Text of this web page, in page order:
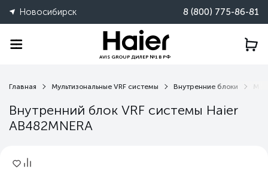
Новосибирск 8 (800) 775-86-81
AVIS GROUP ДИЛЕР №1 В РФ
Главная Мультизональные VRF системы Внутренние блоки
Внутренний блок VRF системы Haier
AB482MNERA